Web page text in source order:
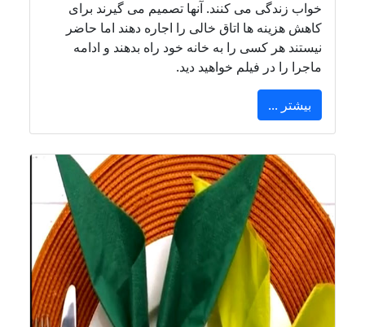
خواب زندگی می کنند. آنها تصمیم می گیرند برای
کاهش هزینه ها اتاق خالی را اجاره دهند اما حاضر
نیستند هر کسی را به خانه خود راه بدهند و ادامه
ماجرا را در فیلم خواهید دید.
بیشتر ...